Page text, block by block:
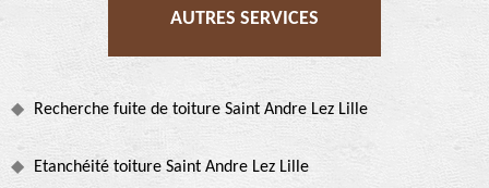
AUTRES SERVICES
Recherche fuite de toiture Saint Andre Lez Lille
Etanchéité toiture Saint Andre Lez Lille